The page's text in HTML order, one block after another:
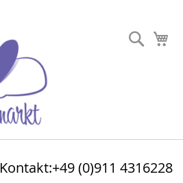
Suche
Kontakt:+49 (0)911 4316228